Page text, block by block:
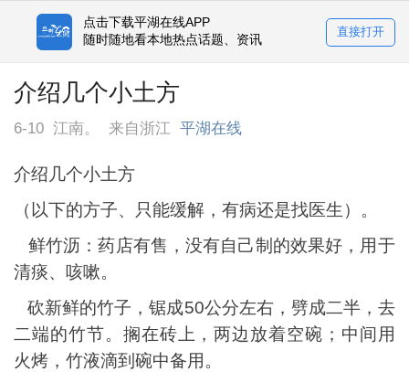
点击下载平湖在线APP
随时随地看本地热点话题、资讯
直接打开
介绍几个小土方
6-10 江南。 来自浙江 平湖在线
介绍几个小土方
（以下的方子、只能缓解，有病还是找医生）。
鲜竹沥：药店有售，没有自己制的效果好，用于
清痰、咳嗽。
砍新鲜的竹子，锯成50公分左右，劈成二半，去
二端的竹节。搁在砖上，两边放着空碗；中间用
火烤，竹液滴到碗中备用。